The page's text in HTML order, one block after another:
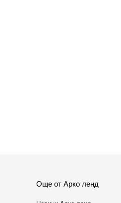
Още от Арко ленд